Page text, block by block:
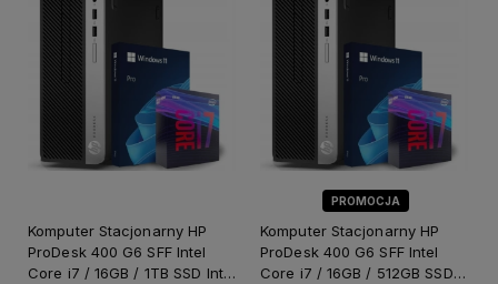
Komputer Stacjonarny HP
ProDesk 400 G6 SFF Intel
Core i7 / 16GB / 1TB SSD Intel
PROMOCJA
Komputer Stacjonarny HP
ProDesk 400 G6 SFF Intel
Core i7 / 16GB / 512GB SSD